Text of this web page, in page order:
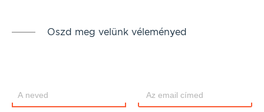
Oszd meg velünk véleményed